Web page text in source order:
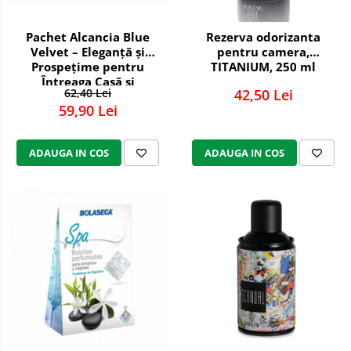
Articole menaj ECO NATURAL si
materiale reciclate
Eco logical
Produse lichide certificare Eco Cert
Eco Confort
Fose Septice & Întreținere
Curatenie &
Intretinere
Exterior
Solutii curatare si intretinere
toalete portabile
Solutii curatare si intretinere
Pachet Alcancia Blue
Velvet – Eleganță și
Prospețime pentru
Întreaga Casă și
Garderobă
62,40 Lei
59,90 Lei
ADAUGA IN COS
Rezerva odorizanta
pentru camera,
TITANIUM, 250 ml
42,50 Lei
ADAUGA IN COS